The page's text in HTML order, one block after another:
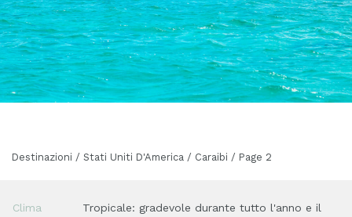
Destinazioni / Stati Uniti D'America / Caraibi / Page 2
Clima
Tropicale: gradevole durante tutto l'anno e il